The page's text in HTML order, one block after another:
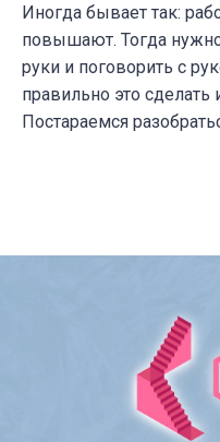
Иногда бывает так:
повышают. Тогда
руки и поговорить с
правильно это
Постараемся